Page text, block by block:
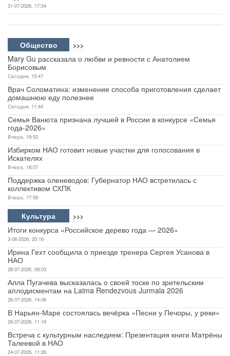
31-07-2026, 17:54
Общество >>>
Mary Gu рассказала о любви и ревности с Анатолием
Борисовым
Сегодня, 15:47
Врач Соломатина: изменение способа приготовления сделает
домашнюю еду полезнее
Сегодня, 11:44
Семья Ванюта признана лучшей в России в конкурсе «Семья
года-2026»
Вчера, 19:53
Избирком НАО готовит новые участки для голосования в
Искателях
Вчера, 18:07
Поддержка оленеводов: Губернатор НАО встретилась с
коллективом СХПК
Вчера, 17:59
Культура >>>
Итоги конкурса «Российское дерево года — 2026»
3-08-2026, 20:16
Ирина Гехт сообщила о приезде тренера Сергея Усанова в
НАО
28-07-2026, 09:03
Алла Пугачева высказалась о своей тоске по зрительским
аплодисментам на Laima Rendezvous Jurmala 2026
26-07-2026, 14:06
В Нарьян-Маре состоялась вечёрка «Песни у Печоры, у реки»
26-07-2026, 11:16
Встреча с культурным наследием: Презентация книги Матрёны
Талеевой в НАО
24-07-2026, 11:26